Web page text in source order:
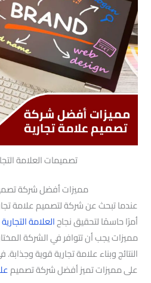
تصميمات العلامة
مميزات أفضل شركة
عندما تبحث عن شركة لتصميم علامة
أمرًا حاسمًا لتحقيق نجاحالعلامة التجارية
مميزات يجب أن تتوافر في الشركة
النتائج وبناء علامة تجارية قوية
على مميزات تميز أفضل شركة تصميم